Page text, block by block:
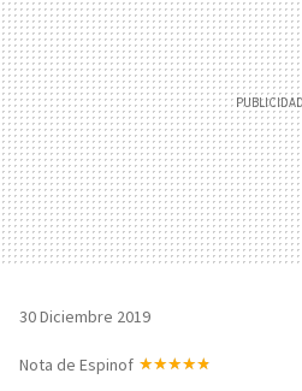
30 Diciembre 2019
Nota de Espinof